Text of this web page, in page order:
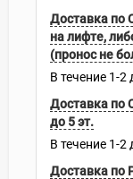
Доставка по
на лифте,
(пронос не
В течение 1-2
Доставка по
до 5 эт.
В течение 1-2
Доставка по